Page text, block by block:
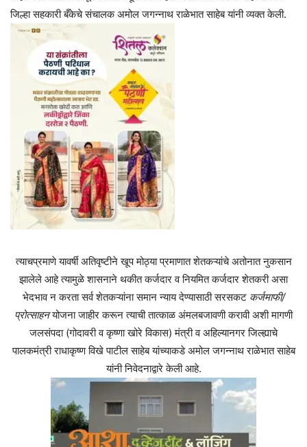
जिल्हा सहकारी बँकेचे संचालक अमोल जगन्नाथ राळेभात साहेब यांनी व्यक्त केली.
त्याचप्रमाणे यावर्षी अतिवृष्टीने खूप मोठ्या प्रमाणात शेतकऱ्यांचे अतोनात नुकसान
झालेले आहे त्यामुळे शासनाने थकीत कर्जदार व नियमित कर्जदार शेतकरी असा
भेदभाव न करता सर्व शेतकऱ्यांना समान न्याय देण्यासाठी सरसकट कर्जमाफी/
प्रोत्साहनयोजना जाहीर करून त्याची तात्काळ अंमलबजावणी करावी अशी मागणी
जलसंपदा (गोदावरी व कृष्णा खोरे विकास) मंत्री व अहिल्यानगर जिल्ह्याचे
पालकमंत्री राधाकृष्ण विखे पाटील साहेब यांच्याकडे अमोल जगन्नाथ राळेभात साहेब
यांनी निवेदनाद्वारे केली आहे.